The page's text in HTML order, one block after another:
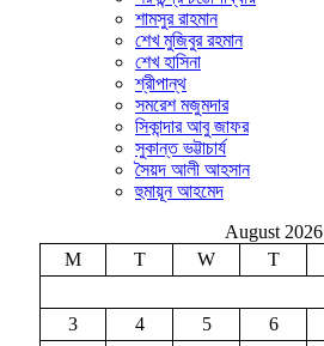
শামসুর রাহমান
শেখ মুজিবুর রহমান
শেখ হাসিনা
শ্রীপান্থ
সমরেশ মজুমদার
সিকান্দার আবু জাফর
সুকান্ত ভট্টাচার্য
সৈয়দ আলী আহসান
হুমায়ূন আহমেদ
August 2026
M
T W T
3
4 5 6